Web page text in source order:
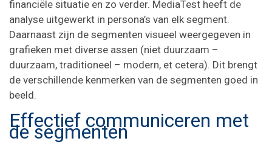
financiële situatie en zo verder. MediaTest heeft de
analyse uitgewerkt in persona’s van elk segment.
Daarnaast zijn de segmenten visueel weergegeven in
grafieken met diverse assen (niet duurzaam –
duurzaam, traditioneel – modern, et cetera). Dit brengt
de verschillende kenmerken van de segmenten goed in
beeld.
Effectief communiceren met
de segmenten